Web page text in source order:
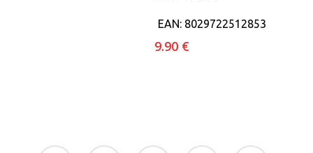
EAN: 8029722512853
9.90 €